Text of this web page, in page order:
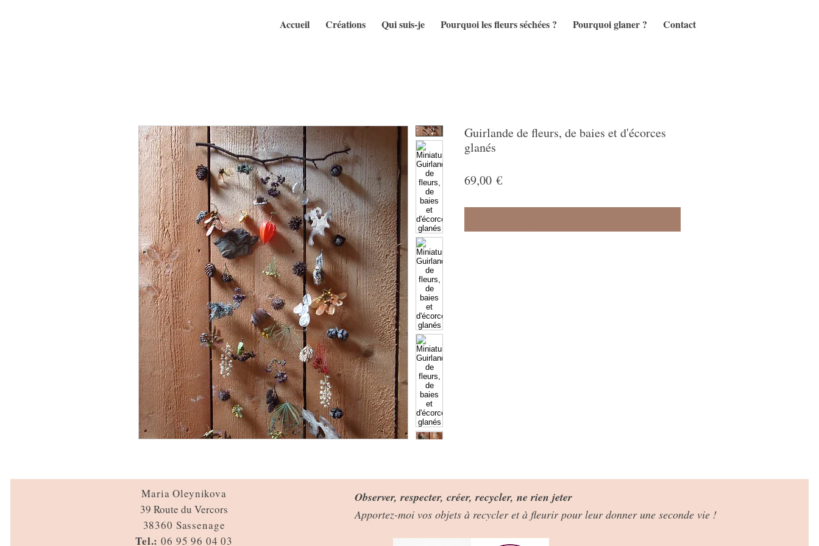
Accueil Créations Qui suis-je Pourquoi les fleurs séchées ? Pourquoi glaner ? Contact
Guirlande de fleurs, de baies et d'écorces
glanés
69,00 €Prix
Maria Oleynikova
39 Route du Vercors
38360 Sassenage
Tel.: 06 95 96 04 03
Observer, respecter, créer, recycler, ne rien jeter
Apportez-moi vos objets à recycler et à fleurir pour leur donner une seconde vie !